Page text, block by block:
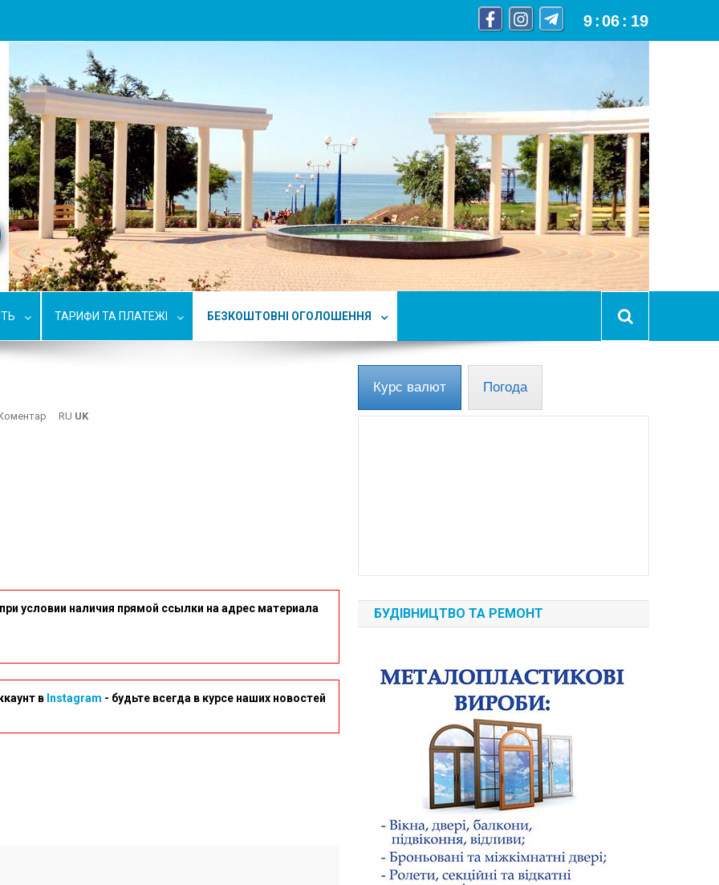
9 :06 : 20
ТАРИФИ ТА ПЛАТЕЖІ БЕЗКОШТОВНІ ОГОЛОШЕННЯ
RU UK
условии наличия прямой ссылки на адрес материала
в Instagram - будьте всегда в курсе наших новостей
Курс валют Погода
БУДІВНИЦТВО ТА РЕМОНТ